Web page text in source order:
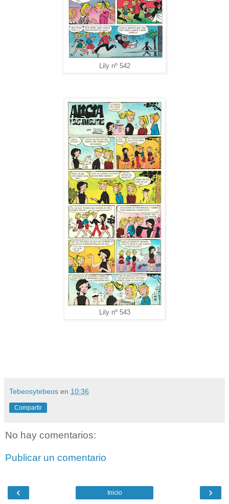
Lily nº 542
Lily nº 543
Tebeosytebeos en 10:36
Compartir
No hay comentarios:
Publicar un comentario
‹ ›
Inicio